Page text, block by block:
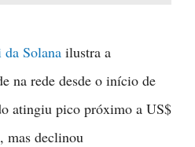
Solana ilustra a
na rede desde o início de
atingiu pico próximo a US$
mas declinou